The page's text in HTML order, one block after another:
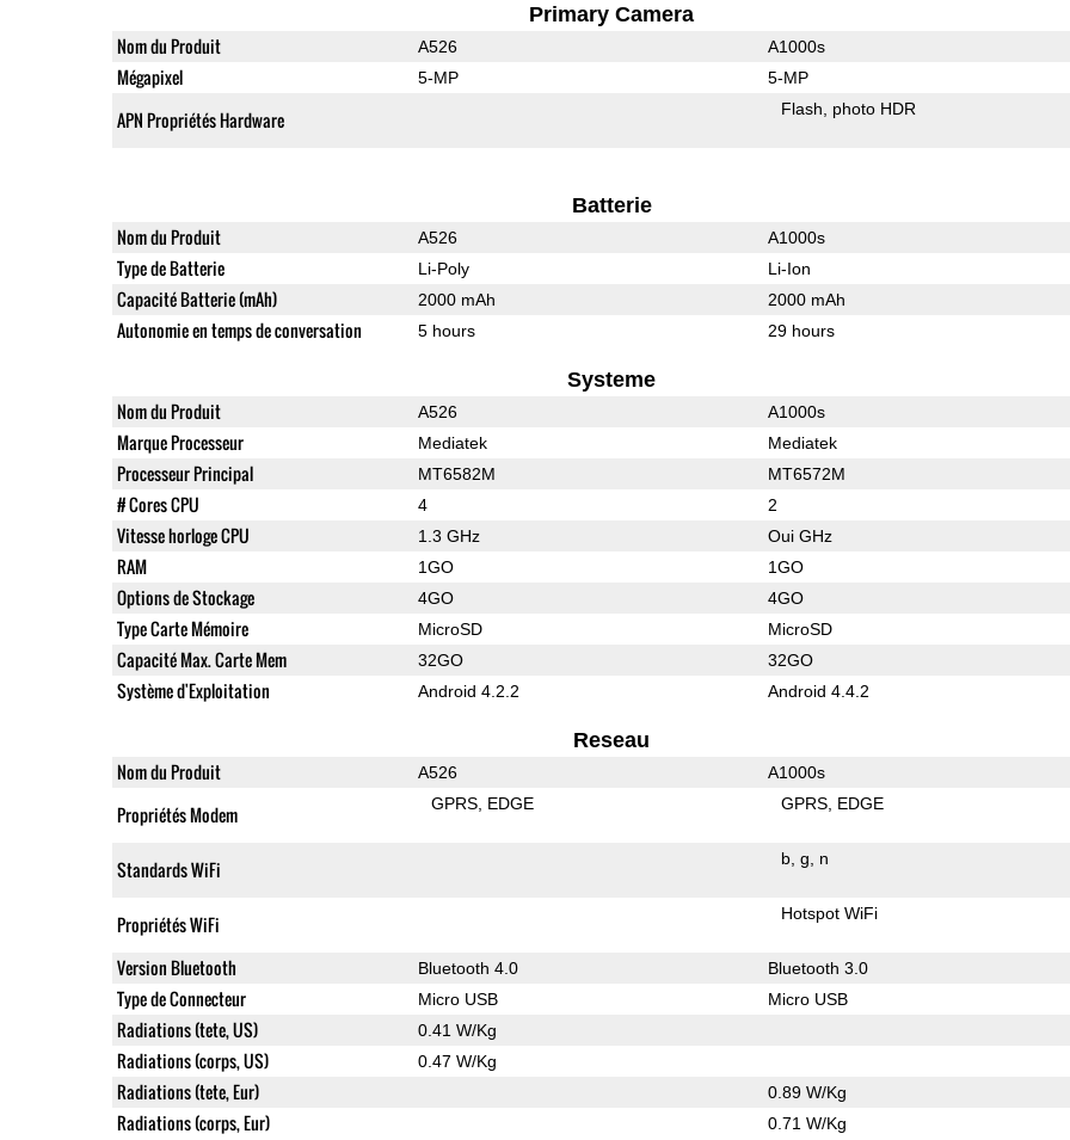
Primary Camera
Nom du Produit A526 A1000s
Mégapixel 5-MP 5-MP
APN Propriétés Hardware Flash photo HDR
Batterie
Nom du Produit A526 A1000s
Type de Batterie Li-Poly Li-Ion
Capacité Batterie (mAh) 2000 mAh 2000 mAh
Autonomie en temps de conversation 5 hours 29 hours
Systeme
Nom du Produit A526 A1000s
Marque Processeur Mediatek Mediatek
Processeur Principal MT6582M MT6572M
# Cores CPU 4 2
Vitesse horloge CPU 1.3 GHz Oui GHz
RAM 1GO 1GO
Options de Stockage 4GO 4GO
Type Carte Mémoire MicroSD MicroSD
Capacité Max. Carte Mem 32GO 32GO
Système d'Exploitation Android 4.2.2 Android 4.4.2
Reseau
Nom du Produit A526 A1000s
Propriétés Modem GPRS EDGE GPRS EDGE
Standards WiFi b g n
Propriétés WiFi Hotspot WiFi
Version Bluetooth Bluetooth 4.0 Bluetooth 3.0
Type de Connecteur Micro USB Micro USB
Radiations (tete, US) 0.41 W/Kg
Radiations (corps, US) 0.47 W/Kg
Radiations (tete, Eur) 0.89 W/Kg
Radiations (corps, Eur) 0.71 W/Kg